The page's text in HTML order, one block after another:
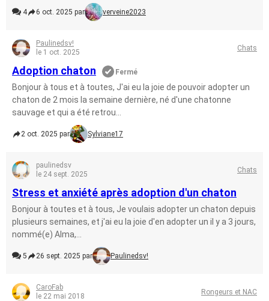
4 6 oct. 2025 par verveine2023
Paulinedsv!
le 1 oct. 2025
Chats
Adoption chaton Fermé
Bonjour à tous et à toutes, J'ai eu la joie de pouvoir adopter un
chaton de 2 mois la semaine dernière, né d'une chatonne
sauvage et qui a été retrou...
2 oct. 2025 par Sylviane17
paulinedsv
le 24 sept. 2025
Chats
Stress et anxiété après adoption d'un chaton
Bonjour à toutes et à tous, Je voulais adopter un chaton depuis
plusieurs semaines, et j'ai eu la joie d'en adopter un il y a 3 jours,
nommé(e) Alma,...
5 26 sept. 2025 par Paulinedsv!
CaroFab
le 22 mai 2018
Rongeurs et NAC